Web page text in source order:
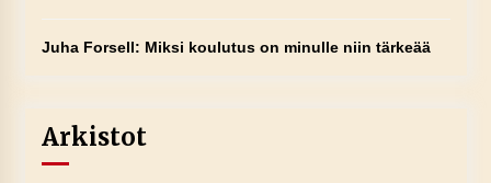
Juha Forsell: Miksi koulutus on minulle niin tärkeää
Arkistot